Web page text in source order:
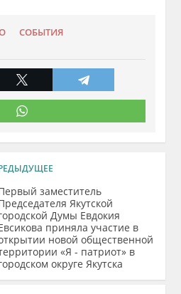
СОБЫТИЯ
заместитель
Якутской
Думы Евдокия
приняла участие в
новой общественной
«Я - патриот» в
округе Якутска